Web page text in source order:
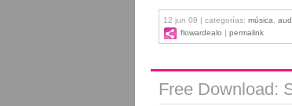
12 jun 09 | categorías: música
flowardealo | permalink
Free Download: